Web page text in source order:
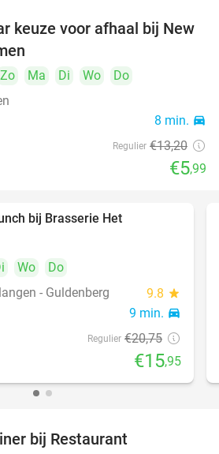
55%
keuze voor afhaal bij New
Zo Ma Di Wo
Do
8 min. directions_car
Regulier €13,20
€5,99
bij Brasserie Het
Wo
Do
- Guldenberg
9.8 star
9 min. directions_car
Regulier €20,75
€15,95
bij Restaurant